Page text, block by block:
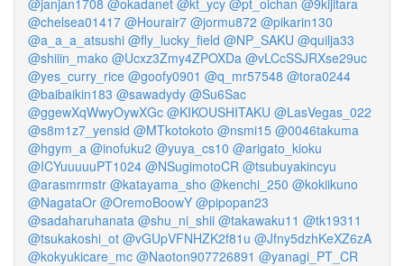
@janjan1708 @okadanet @kt_ycy @pt_oichan @9kijitara
@chelsea01417 @Hourair7 @jormu872 @pikarin130
@a_a_a_atsushi @fly_lucky_field @NP_SAKU @quilja33
@shiiin_mako @Ucxz3Zmy4ZPOXDa @vLCcSSJRXse29uc
@yes_curry_rice @goofy0901 @q_mr57548 @tora0244
@baibaikin183 @sawadydy @Su6Sac
@ggewXqWwyOywXGc @KIKOUSHITAKU @LasVegas_022
@s8m1z7_yensid @MTkotokoto @nsmi15 @0046takuma
@hgym_a @inofuku2 @yuya_cs10 @arigato_kioku
@ICYuuuuuPT1024 @NSugimotoCR @tsubuyakincyu
@arasmrmstr @katayama_sho @kenchi_250 @kokiikuno
@NagataOr @OremoBoowY @pipopan23
@sadaharuhanata @shu_ni_shii @takawaku11 @tk19311
@tsukakoshi_ot @vGUpVFNHZK2f81u @Jfny5dzhKeXZ6zA
@kokyukicare_mc @Naoton907726891 @yanagi_PT_CR